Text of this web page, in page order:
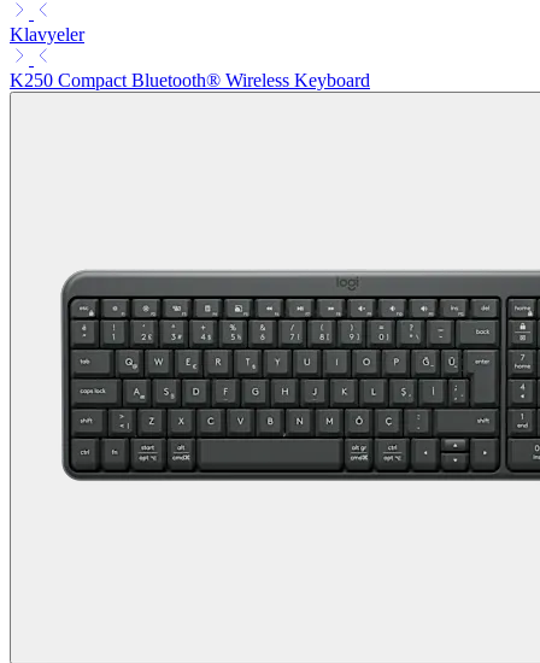
Klavyeler
K250 Compact Bluetooth® Wireless Keyboard